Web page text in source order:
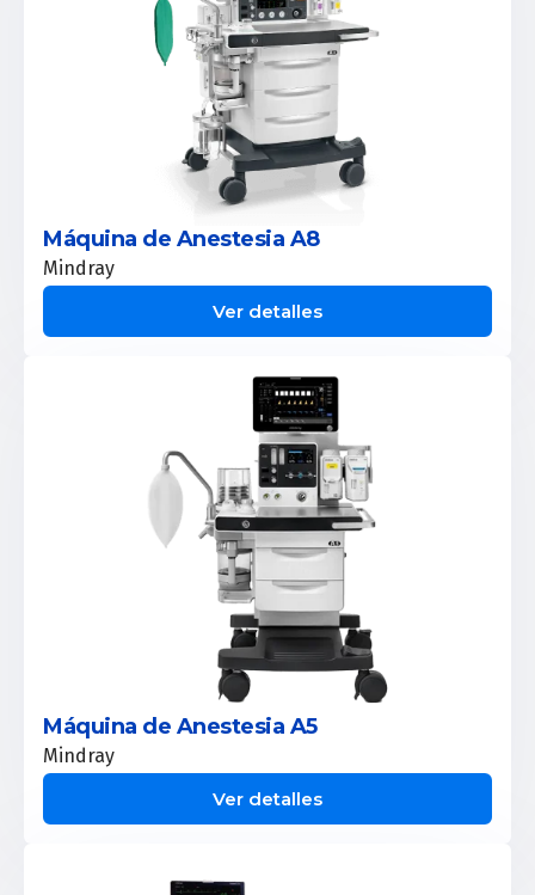
Máquina de Anestesia A8
Mindray
Ver detalles
Máquina de Anestesia A5
Mindray
Ver detalles